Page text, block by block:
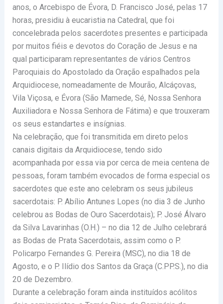
anos, o Arcebispo de Évora, D. Francisco José, pelas 17
horas, presidiu à eucaristia na Catedral, que foi
concelebrada pelos sacerdotes presentes e participada
por muitos fiéis e devotos do Coração de Jesus e na
qual participaram representantes de vários Centros
Paroquiais do Apostolado da Oração espalhados pela
Arquidiocese, nomeadamente de Mourão, Alcáçovas,
Vila Viçosa, e Évora (São Mamede, Sé, Nossa Senhora
Auxiliadora e Nossa Senhora de Fátima) e que trouxeram
os seus estandartes e insígnias.
Na celebração, que foi transmitida em direto pelos
canais digitais da Arquidiocese, tendo sido
acompanhada por essa via por cerca de meia centena de
pessoas, foram também evocados de forma especial os
sacerdotes que este ano celebram os seus jubileus
sacerdotais: P. Abílio Antunes Lopes (no dia 3 de Junho
celebrou as Bodas de Ouro Sacerdotais); P. José Álvaro
da Silva Lavarinhas (O.H.) – no dia 12 de Julho celebrará
as Bodas de Prata Sacerdotais, assim como o P.
Policarpo Fernandes G. Pereira (MSC), no dia 18 de
Agosto, e o P. Ilídio dos Santos da Graça (C.PP.S.), no dia
20 de Dezembro.
Durante a celebração foram ainda instituídos acólitos